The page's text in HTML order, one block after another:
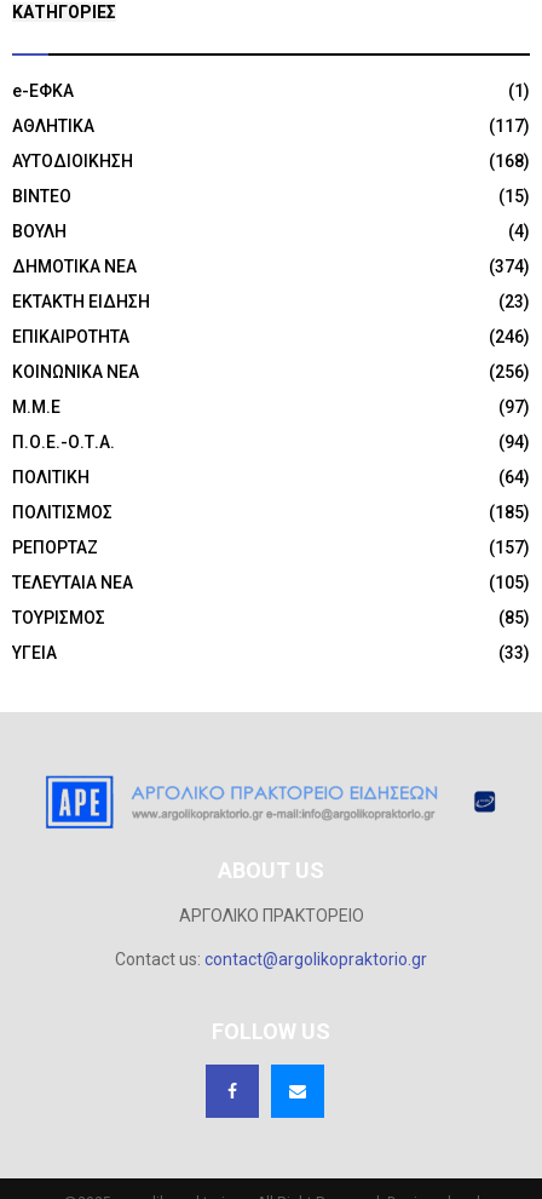
KΑΤΗΓΟΡΊΕΣ
e-ΕΦΚΑ
(1)
ΑΘΛΗΤΙΚΑ
(117)
ΑΥΤΟΔΙΟΙΚΗΣΗ
(168)
ΒΙΝΤΕΟ
(15)
ΒΟΥΛΗ
(4)
ΔΗΜΟΤΙΚΑ ΝΕΑ
(374)
ΕΚΤΑΚΤΗ ΕΙΔΗΣΗ
(23)
ΕΠΙΚΑΙΡΟΤΗΤΑ
(246)
ΚΟΙΝΩΝΙΚΑ ΝΕΑ
(256)
Μ.Μ.Ε
(97)
Π.Ο.Ε.-Ο.Τ.Α.
(94)
ΠΟΛΙΤΙΚΗ
(64)
ΠΟΛΙΤΙΣΜΟΣ
(185)
ΡΕΠΟΡΤΑΖ
(157)
ΤΕΛΕΥΤΑΙΑ ΝΕΑ
(105)
ΤΟΥΡΙΣΜΟΣ
(85)
ΥΓΕΙΑ
(33)
ABOUT US
ΑΡΓΟΛΙΚΟ ΠΡΑΚΤΟΡΕΙΟ
Contact us: contact@argolikopraktorio.gr
FOLLOW US